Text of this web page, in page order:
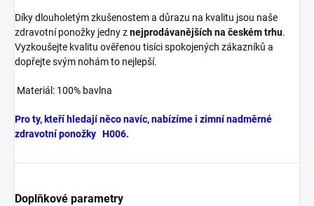
Díky dlouholetým zkušenostem a důrazu na kvalitu jsou naše
zdravotní ponožky jedny znejprodávanějších na českém trhu.
Vyzkoušejte kvalitu ověřenou tisíci spokojených zákazníků a
dopřejte svým nohám to nejlepší.
Materiál: 100% bavlna
Pro ty, kteří hledají něco navíc, nabízíme i zimní nadměrné
zdravotní ponožky H006.
Doplňkové parametry